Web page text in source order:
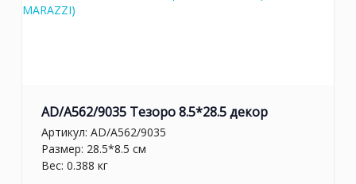
AD/A562/9035 Тезоро 8.5*28.5 декор
Артикул: AD/A562/9035
Размер: 28.5*8.5 см
Вес: 0.388 кг